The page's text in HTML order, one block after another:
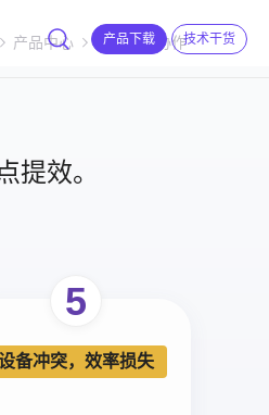
产品下载 技术干货
产品中心 开发测试协作
提效。
5
备冲突，效率损失